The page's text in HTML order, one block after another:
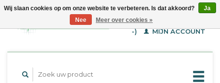
WINKELWAGEN (€--,-
-)
MIJN ACCOUNT
Wij slaan cookies op om onze website te verbeteren. Is dat akkoord?
Ja
Nee
Meer over cookies »